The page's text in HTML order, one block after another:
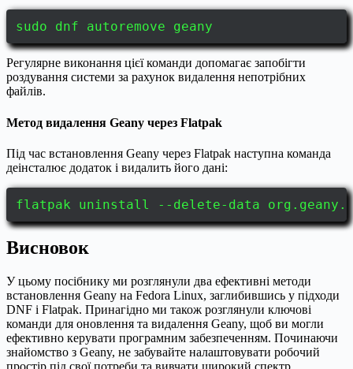
sudo dnf autoremove geany
Регулярне виконання цієї команди допомагає запобігти
роздування системи за рахунок видалення непотрібних
файлів.
Метод видалення Geany через Flatpak
Під час встановлення Geany через Flatpak наступна команда
деінсталює додаток і видалить його дані:
flatpak uninstall --delete-data
Висновок
У цьому посібнику ми розглянули два ефективні методи
встановлення Geany на Fedora Linux, заглибившись у підходи
DNF і Flatpak. Принагідно ми також розглянули ключові
команди для оновлення та видалення Geany, щоб ви могли
ефективно керувати програмним забезпеченням. Починаючи
знайомство з Geany, не забувайте налаштовувати робочий
простір під свої потреби та вивчати широкий спектр